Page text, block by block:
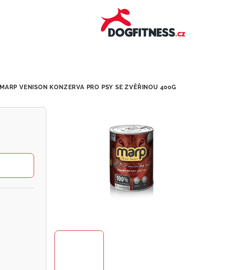
MARP VENISON KONZERVA PRO PSY SE ZVĚŘINOU 400G